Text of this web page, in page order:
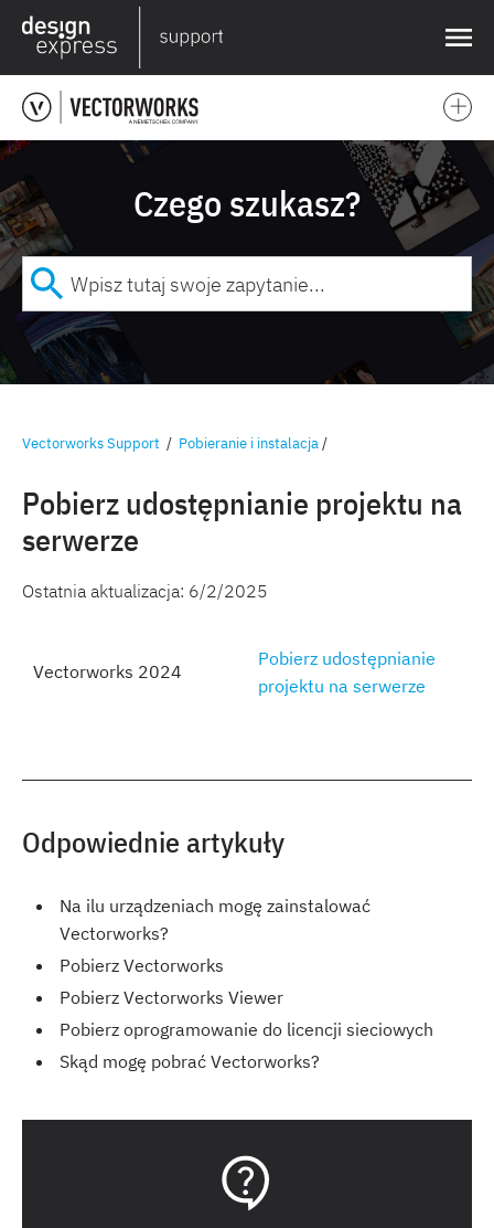
❌
Czego szukasz?
Vectorworks Support / Pobieranie i instalacja/
Pobierz udostępnianie projektu na
serwerze
Ostatnia aktualizacja: 6/2/2025
Vectorworks 2024
Pobierz udostępnianie
projektu na serwerze
Odpowiednie artykuły
Na ilu urządzeniach mogę zainstalować
Vectorworks?
Pobierz Vectorworks
Pobierz Vectorworks Viewer
Pobierz oprogramowanie do licencji sieciowych
Skąd mogę pobrać Vectorworks?